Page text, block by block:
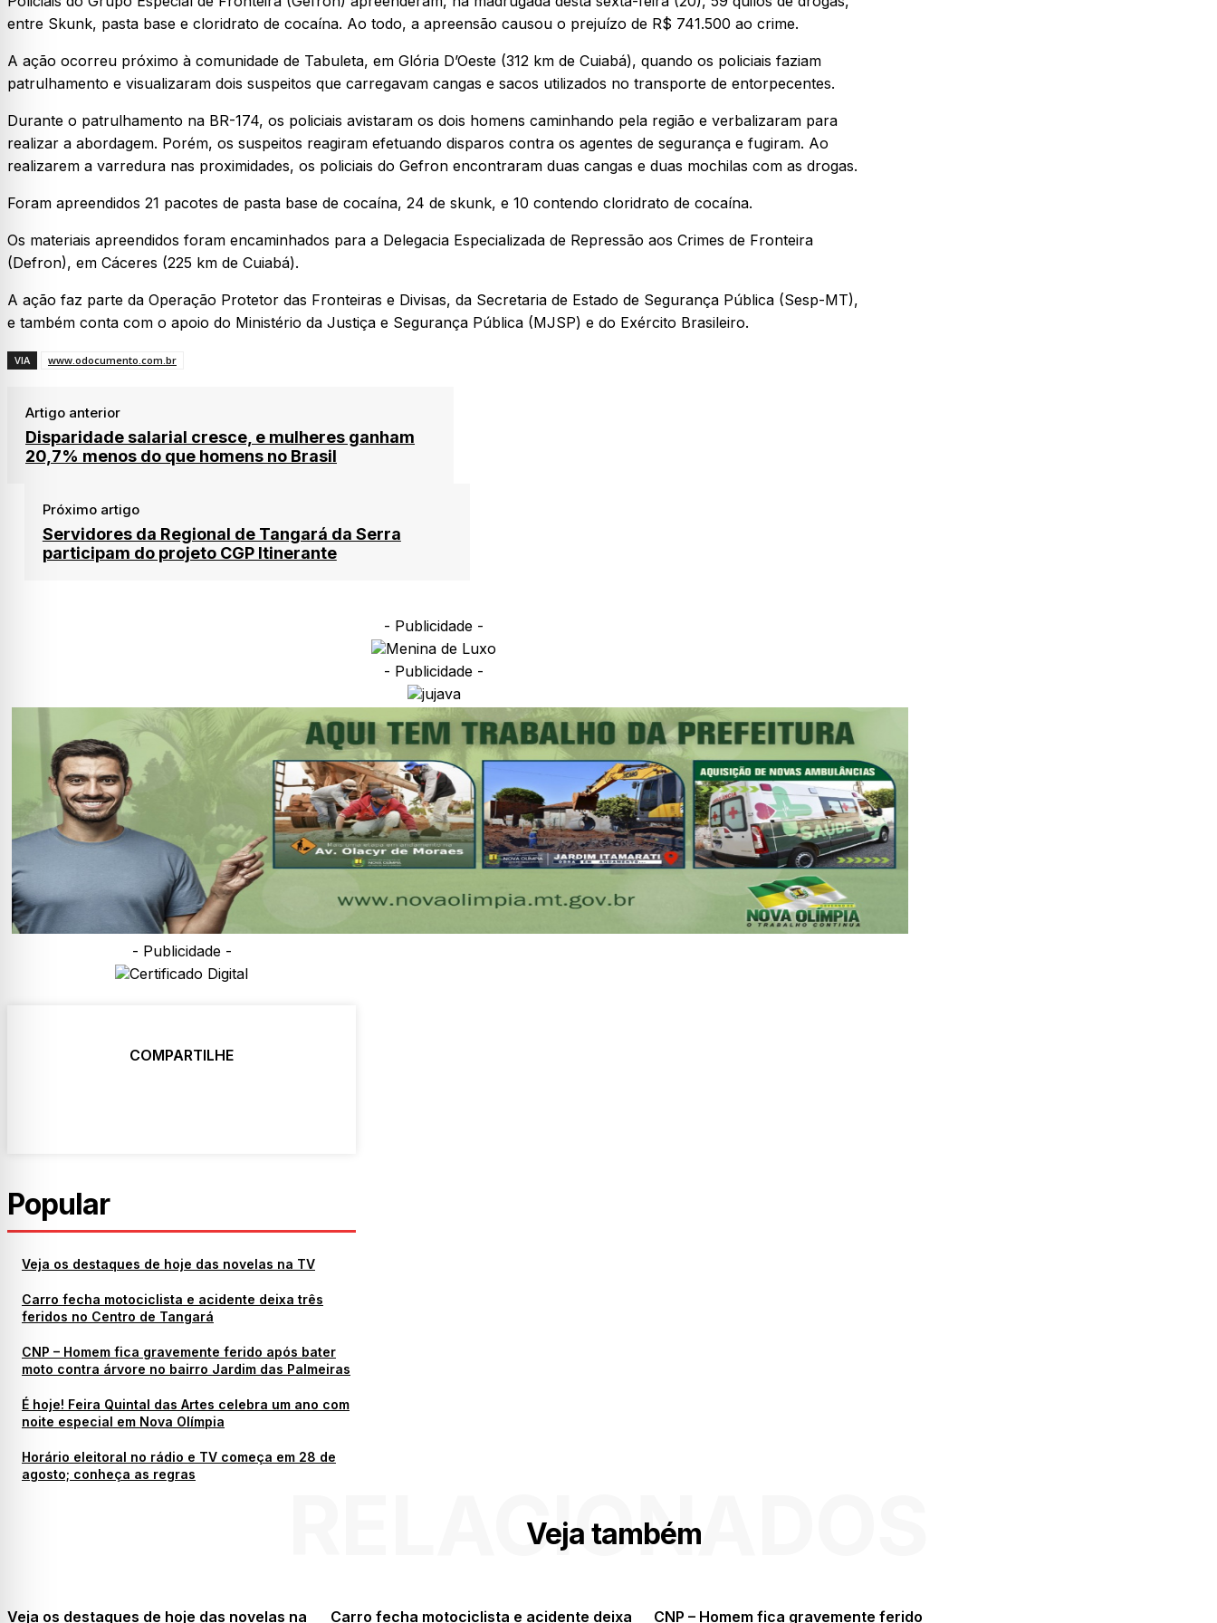
entre Skunk, pasta base e cloridrato de cocaína. Ao todo, a apreensão causou o prejuízo de R$ 741.500 ao crime.
A ação ocorreu próximo à comunidade de Tabuleta, em Glória D’Oeste (312 km de Cuiabá), quando os policiais faziam
patrulhamento e visualizaram dois suspeitos que carregavam cangas e sacos utilizados no transporte de entorpecentes.
Durante o patrulhamento na BR-174, os policiais avistaram os dois homens caminhando pela região e verbalizaram para
realizar a abordagem. Porém, os suspeitos reagiram efetuando disparos contra os agentes de segurança e fugiram. Ao
realizarem a varredura nas proximidades, os policiais do Gefron encontraram duas cangas e duas mochilas com as drogas.
Foram apreendidos 21 pacotes de pasta base de cocaína, 24 de skunk, e 10 contendo cloridrato de cocaína.
Os materiais apreendidos foram encaminhados para a Delegacia Especializada de Repressão aos Crimes de Fronteira
(Defron), em Cáceres (225 km de Cuiabá).
A ação faz parte da Operação Protetor das Fronteiras e Divisas, da Secretaria de Estado de Segurança Pública (Sesp-MT),
e também conta com o apoio do Ministério da Justiça e Segurança Pública (MJSP) e do Exército Brasileiro.
VIA www.odocumento.com.br
Artigo anterior
Disparidade salarial cresce, e mulheres ganham
20,7% menos do que homens no Brasil
Próximo artigo
Servidores da Regional de Tangará da Serra
participam do projeto CGP Itinerante
- Publicidade -
- Publicidade -
- Publicidade -
COMPARTILHE
Popular
Veja os destaques de hoje das novelas na TV
Carro fecha motociclista e acidente deixa três
feridos no Centro de Tangará
CNP – Homem fica gravemente ferido após bater
moto contra árvore no bairro Jardim das Palmeiras
É hoje! Feira Quintal das Artes celebra um ano com
noite especial em Nova Olímpia
Horário eleitoral no rádio e TV começa em 28 de
agosto; conheça as regras
Veja também
RELACIONADOS
Veja os destaques de hoje das novelas na Carro fecha motociclista e acidente deixa CNP – Homem fica gravemente ferido